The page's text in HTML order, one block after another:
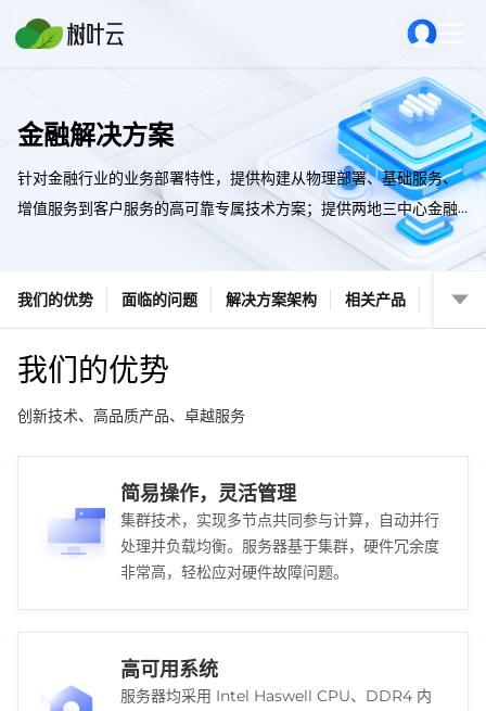
金融解决方案
针对金融行业的业务部署特性，提供构建从物理部署、基础服务、
增值服务到客户服务的高可靠专属技术方案；提供两地三中心金融
高可用方案、公有云负载均衡高可用解决等方案，帮助金融客户构
建低成本、高可靠、扩容灵活且安全合规的云架构IT系统。
我们的优势
面临的问题 解决方案架构 相关产品
我们的优势
创新技术、高品质产品、卓越服务
简易操作，灵活管理
集群技术，实现多节点共同参与计算，自动并行
处理并负载均衡。服务器基于集群，硬件冗余度
非常高，轻松应对硬件故障问题。
高可用系统
服务器均采用 Intel Haswell CPU、DDR4 内